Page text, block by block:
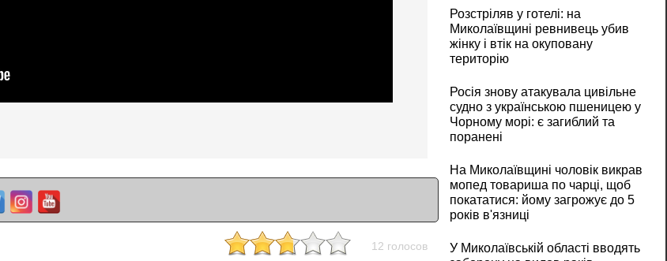
12 голосов
Розстріляв у готелі: на
Миколаївщині ревнивець убив
жінку і втік на окуповану
територію
Росія знову атакувала цивільне
судно з українською пшеницею у
Чорному морі: є загиблий та
поранені
На Миколаївщині чоловік викрав
мопед товариша по чарці, щоб
покататися: йому загрожує до 5
років в'язниці
У Миколаївській області вводять